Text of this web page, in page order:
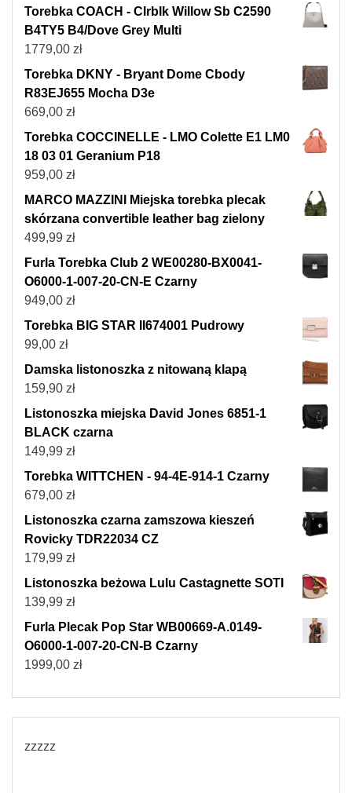
Torebka COACH - Clrblk Willow Sb C2590
B4TY5 B4/Dove Grey Multi
1779,00 zł
Torebka DKNY - Bryant Dome Cbody
R83EJ655 Mocha D3e
669,00 zł
Torebka COCCINELLE - LMO Colette E1 LM0
18 03 01 Geranium P18
959,00 zł
MARCO MAZZINI Miejska torebka plecak
skórzana convertible leather bag zielony
499,99 zł
Furla Torebka Club 2 WE00280-BX0041-
O6000-1-007-20-CN-E Czarny
949,00 zł
Torebka BIG STAR II674001 Pudrowy
99,00 zł
Damska listonoszka z nitowaną klapą
159,90 zł
Listonoszka miejska David Jones 6851-1
BLACK czarna
149,99 zł
Torebka WITTCHEN - 94-4E-914-1 Czarny
679,00 zł
Listonoszka czarna zamszowa kieszeń
Rovicky TDR22034 CZ
179,99 zł
Listonoszka beżowa Lulu Castagnette SOTI
139,99 zł
Furla Plecak Pop Star WB00669-A.0149-
O6000-1-007-20-CN-B Czarny
1999,00 zł
zzzzz